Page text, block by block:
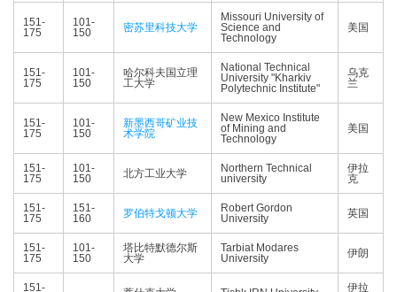
151-
175
101-
150
密苏里科技大学
Missouri University of
Science and
Technology
美国
151-
175
101-
150
哈尔科夫国立理
工大学
National Technical
University "Kharkiv
Polytechnic Institute"
乌克
兰
151-
175
101-
150
新墨西哥矿业技
术学院
New Mexico Institute
of Mining and
Technology
美国
151-
175
101-
150
北方工业大学
Northern Technical
university
伊拉
克
151-
175
151-
160
罗伯特戈顿大学
Robert Gordon
University
英国
151-
175
101-
150
塔比特默德尔斯
大学
Tarbiat Modares
University
伊朗
151- 伊拉